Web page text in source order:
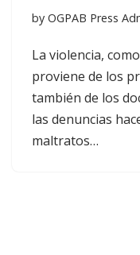
by OGPAB Press
La violencia,
proviene de los
también de los
las denuncias
maltratos…